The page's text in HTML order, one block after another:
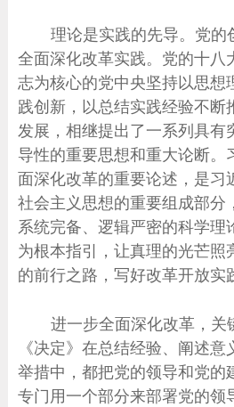
理论是实践的先导。党的
全面深化改革实践。党的十八
志为核心的党中央坚持以思想
践创新，以总结实践经验不断
发展，相继提出了一系列具有
导性的重要思想和重大论断。
面深化改革的重要论述，是习
社会主义思想的重要组成部分
系统完备、逻辑严密的科学理
为根本指引，让真理的光芒照
的前行之路，写好改革开放实
进一步全面深化改革，关
《决定》在总结经验、阐述
举措中，都把党的领导和党的
专门用一个部分来部署党的领